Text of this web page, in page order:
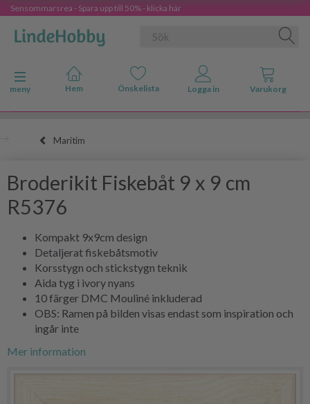
Sensommarsrea - Spara upp till 50% - klicka här
Ändra navigering
meny
Maritim
Broderikit Fiskebåt 9 x 9 cm
R5376
Kompakt 9x9cm design
Detaljerat fiskebåtsmotiv
Korsstygn och stickstygn teknik
Aida tyg i ivory nyans
10 färger DMC Mouliné inkluderad
OBS: Ramen på bilden visas endast som inspiration och
ingår inte
Mer information